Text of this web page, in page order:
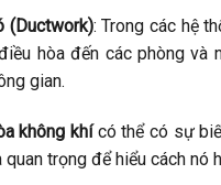
(Ductwork): Trong các hệ
hòa đến các phòng và
gian.
không khícó thể có sự
trọng để hiểu cách nó